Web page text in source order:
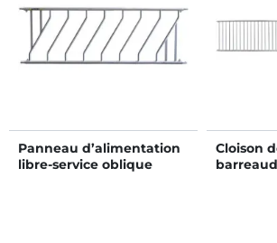
Panneau d’alimentation
libre-service oblique
Cloison